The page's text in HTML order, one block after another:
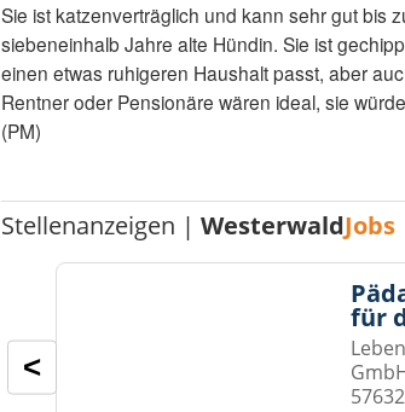
Sie ist katzenverträglich und kann sehr gut bis
siebeneinhalb Jahre alte Hündin. Sie ist
einen etwas ruhigeren Haushalt passt, aber
Rentner oder Pensionäre wären ideal, sie
(PM)
Stellenanzeigen |WesterwaldJobs
für
<